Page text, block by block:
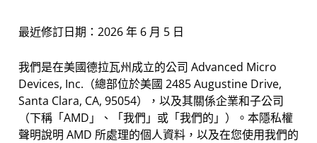
最近修訂日期：2026 年 6 月 5 日
我們是在美國德拉瓦州成立的公司 Advanced Micro
Devices, Inc.（總部位於美國 2485 Augustine Drive,
Santa Clara, CA, 95054），以及其關係企業和子公司
（下稱「AMD」、「我們」或「我們的」）。本隱私權
聲明說明 AMD 所處理的個人資料，以及在您使用我們的